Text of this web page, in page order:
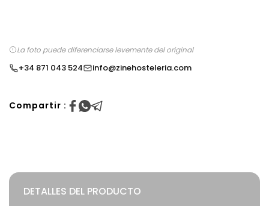
La foto puede diferenciarse levemente del original
+34 871 043 524 info@zinehosteleria.com
Compartir :
DETALLES DEL PRODUCTO